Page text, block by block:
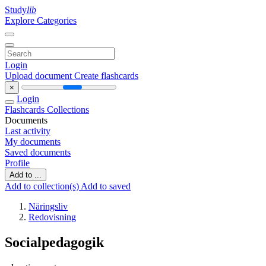
Studylib
Explore Categories
Login
Upload document Create flashcards
×
Login
Flashcards Collections
Documents
Last activity
My documents
Saved documents
Profile
Add to ...
Add to collection(s) Add to saved
Näringsliv
Redovisning
Socialpedagogik